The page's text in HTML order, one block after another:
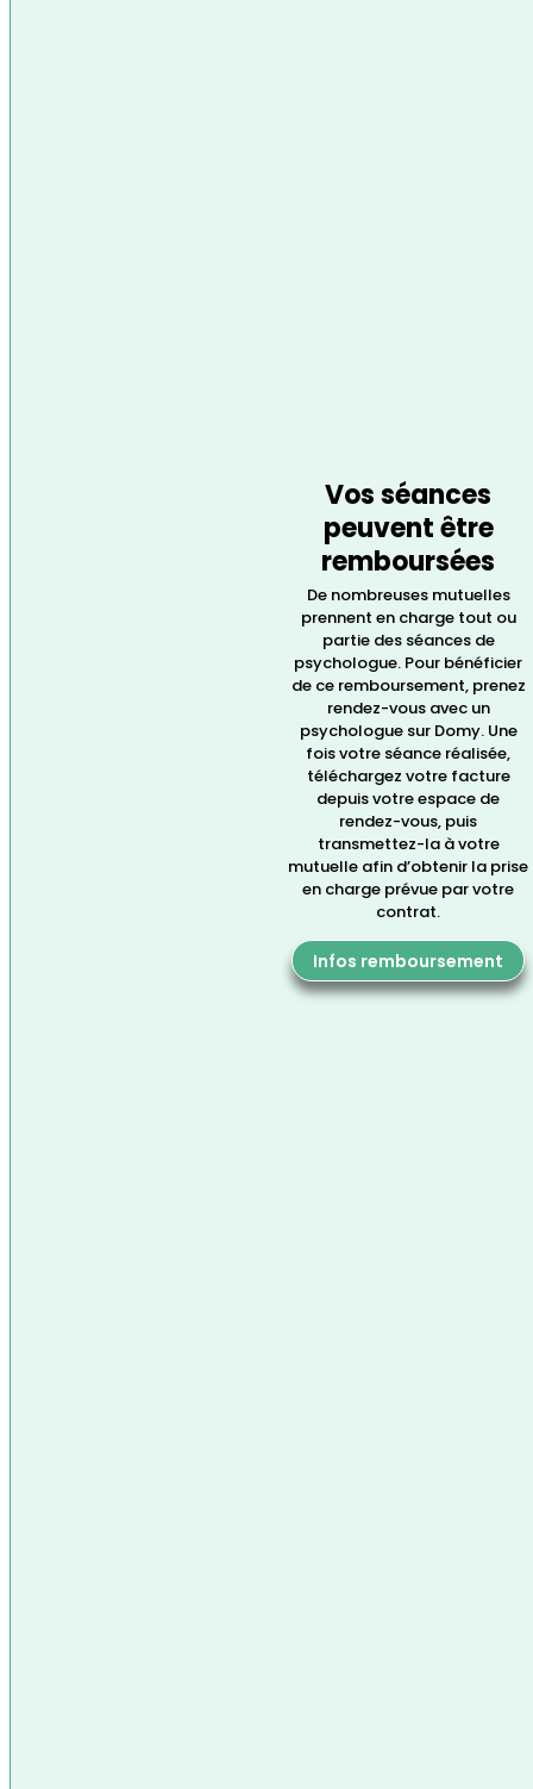
Vos séances
peuvent être
remboursées
De nombreuses mutuelles
prennent en charge tout ou
partie des séances de
psychologue. Pour bénéficier
de ce remboursement, prenez
rendez-vous avec un
psychologue sur Domy. Une
fois votre séance réalisée,
téléchargez votre facture
depuis votre espace de
rendez-vous, puis
transmettez-la à votre
mutuelle afin d’obtenir la prise
en charge prévue par votre
contrat.
Infos remboursement